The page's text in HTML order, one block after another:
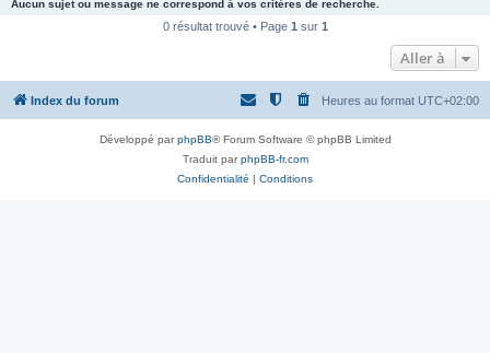
c
e
Aucun sujet ou message ne correspond à vos critères de recherche.
0 résultat trouvé • Page 1 sur 1
Aller à
Index du forum Heures au format UTC+02:00
Développé parphpBB® Forum Software © phpBB Limited
Traduit parphpBB-fr.com
Confidentialité | Conditions